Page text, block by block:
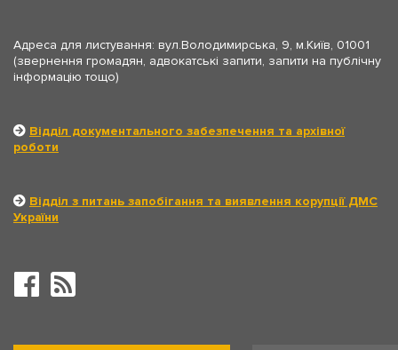
Адреса для листування: вул.Володимирська, 9, м.Київ, 01001
(звернення громадян, адвокатські запити, запити на публічну
інформацію тощо)
Відділ документального забезпечення та архівної
роботи
Відділ з питань запобігання та виявлення корупції ДМС
України